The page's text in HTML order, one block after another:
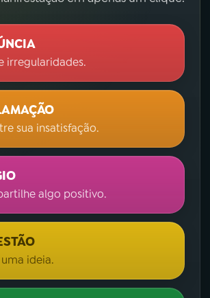
irregularidades.
sua insatisfação.
algo positivo.
uma ideia.